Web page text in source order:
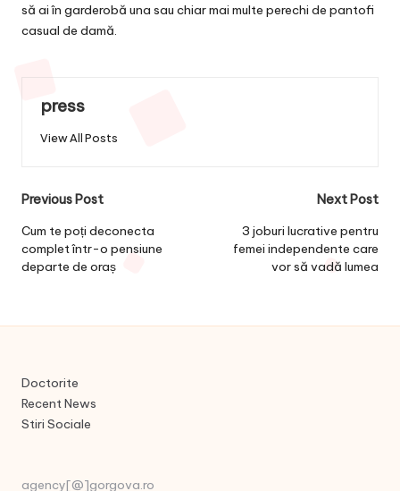
să ai în garderobă una sau chiar mai multe perechi de pantofi
casual de damă.
press
View All Posts
Post
navigation
Previous Post
Cum te poți deconecta
complet într-o pensiune
departe de oraș
Next Post
3 joburi lucrative pentru
femei independente care
vor să vadă lumea
Doctorite
Recent News
Stiri Sociale
agency[@]gorgova.ro